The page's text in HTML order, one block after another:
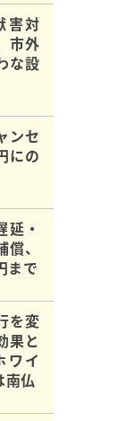
害対
市外
な設
ンセ
にの
延・
、
まで
を変
果と
ワイ
南仏